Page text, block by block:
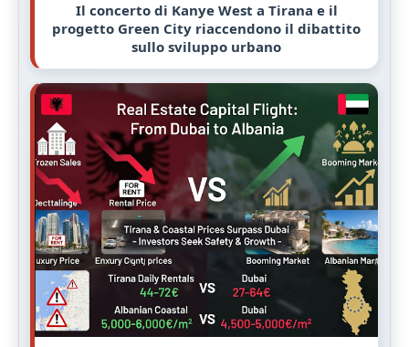
Il concerto di Kanye West a Tirana e il
progetto Green City riaccendono il dibattito
sullo sviluppo urbano